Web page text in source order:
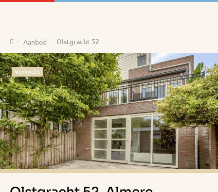
HomeAanbod Olstgracht 52
Verkocht